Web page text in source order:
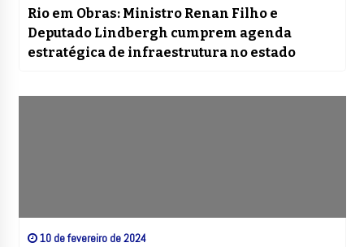
Rio em Obras: Ministro Renan Filho e
Deputado Lindbergh cumprem agenda
estratégica de infraestrutura no estado
10 de fevereiro de 2024